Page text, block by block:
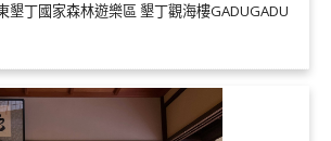
墾丁國家森林遊樂區 墾丁觀海樓GADUGADU